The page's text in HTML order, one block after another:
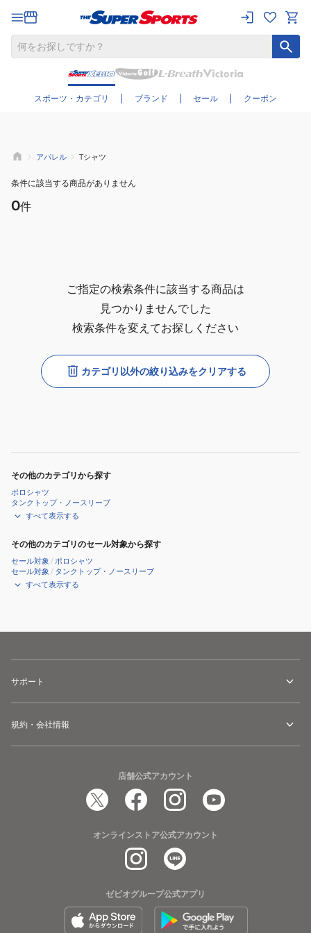
スポーツ・カテゴリ ブランド セール クーポン
さらに絞り込む
アパレル Tシャツ
条件に該当する商品がありません
0件
ご指定の検索条件に該当する商品は
見つかりませんでした
検索条件を変えてお探しください
カテゴリ以外の絞り込みをクリアする
その他のカテゴリから探す
ポロシャツ
タンクトップ・ノースリーブ
すべて表示する
その他のカテゴリのセール対象から探す
セール対象 /ポロシャツ
セール対象 / タンクトップ・ノースリーブ
すべて表示する
サポート
規約・会社情報
店舗公式アカウント
オンラインストア公式アカウント
ゼビオグループ公式アプリ